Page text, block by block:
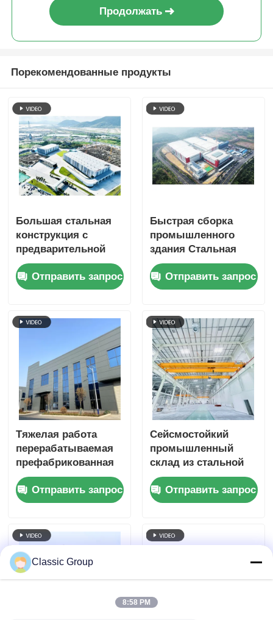
Продолжать
Порекомендованные продукты
Большая стальная
конструкция с
предварительной
изготовлением
одноэтажные
здания
Отправить запрос
Быстрая сборка
промышленного
здания Стальная
конструкция
Изготовленный на
заказ
Отправить запрос
Тяжелая работа
перерабатываемая
префабрикованная
стальная
конструкция
Изготовление
Отправить запрос
Сейсмостойкий
промышленный
склад из стальной
конструкции,
устойчивый к
атмосферным
с рамным каркасом
Отправить запрос
Classic Group
8:58 PM